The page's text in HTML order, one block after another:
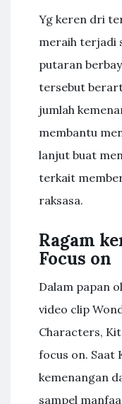
Yg keren dri
meraih terjadi
putaran
tersebut
jumlah
membantu
lanjut buat
terkait
raksasa.
Ragam
Focus on
Dalam papan
video clip
Characters,
focus on. Saat
kemenangan
sampel